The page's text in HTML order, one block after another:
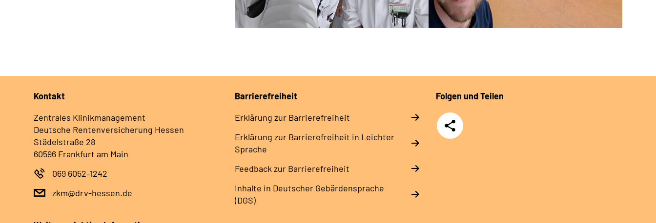
Kontakt
Zentrales Klinikmanagement
Deutsche Rentenversicherung Hessen
Städelstraße 28
60596 Frankfurt am Main
069 6052-1242
zkm@drv-hessen.de
Barrierefreiheit
Erklärung zur Barrierefreiheit
Erklärung zur Barrierefreiheit in Leichter
Sprache
Feedback zur Barrierefreiheit
Inhalte in Deutscher Gebärdensprache
(DGS)
Folgen und Teilen
Teilen